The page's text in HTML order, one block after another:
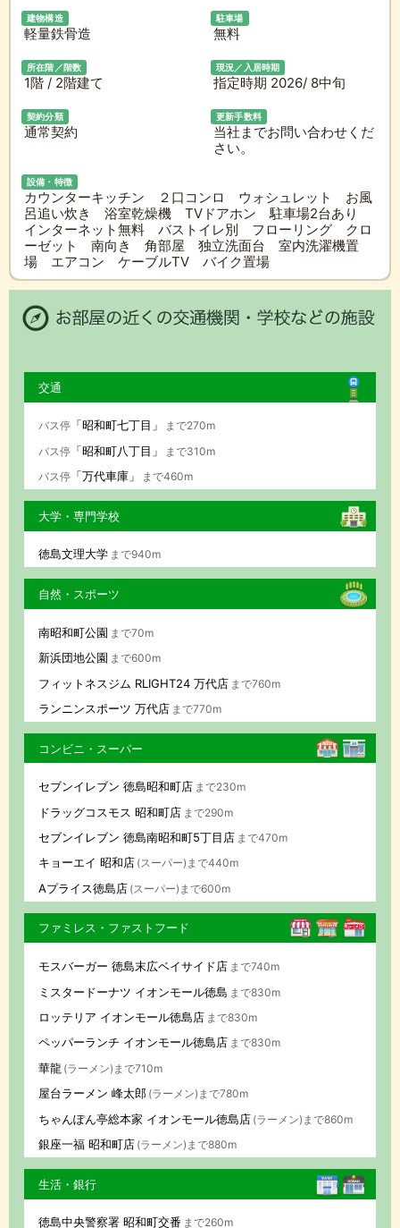
建物構造
軽量鉄骨造
駐車場
無料
所在階／階数
1階 / 2階建て
現況／入居時期
指定時期 2026/ 8中旬
契約分類
通常契約
更新手数料
当社までお問い合わせくだ
さい。
設備・特徴
カウンターキッチン ２口コンロ ウォシュレット お風
呂追い炊き 浴室乾燥機 TVドアホン 駐車場2台あり
インターネット無料 バストイレ別 フローリング クロ
ーゼット 南向き 角部屋 独立洗面台 室内洗濯機置
場 エアコン ケーブルTV バイク置場
交通
バス停「昭和町七丁目」
まで270m
バス停「昭和町八丁目」
まで310m
バス停「万代車庫」 まで460m
大学・専門学校
徳島文理大学 まで940m
自然・スポーツ
南昭和町公園 まで70m
新浜団地公園 まで600m
フィットネスジム RLIGHT24 万代店 まで760m
ランニンスポーツ 万代店 まで770m
コンビニ・スーパー
セブンイレブン 徳島昭和町店 まで230m
ドラッグコスモス 昭和町店 まで290m
セブンイレブン 徳島南昭和町5丁目店 まで470m
キョーエイ 昭和店 (スーパー)まで440m
Aプライス徳島店 (スーパー)まで600m
ファミレス・ファストフード
モスバーガー 徳島末広ベイサイド店 まで740m
ミスタードーナツ イオンモール徳島 まで830m
ロッテリア イオンモール徳島店 まで830m
ペッパーランチ イオンモール徳島店 まで830m
華龍 (ラーメン)まで710m
屋台ラーメン 峰太郎 (ラーメン)まで780m
ちゃんぽん亭総本家 イオンモール徳島店 (ラーメン)まで860m
銀座一福 昭和町店 (ラーメン)まで880m
生活・銀行
徳島中央警察署 昭和町交番 まで260m